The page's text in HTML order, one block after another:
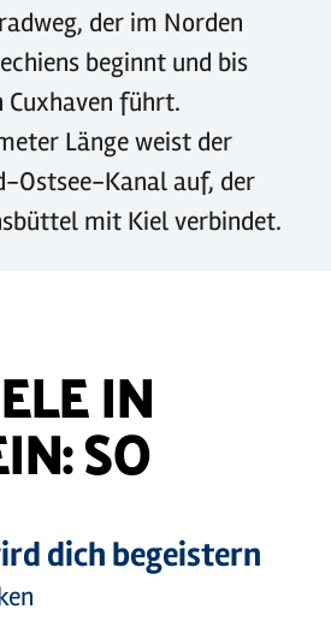
der im Norden
beginnt und bis
Cuxhaven führt.
Länge weist der
Ostsee-Kanal auf, der
mit Kiel verbindet.
IN
SO
dich begeistern